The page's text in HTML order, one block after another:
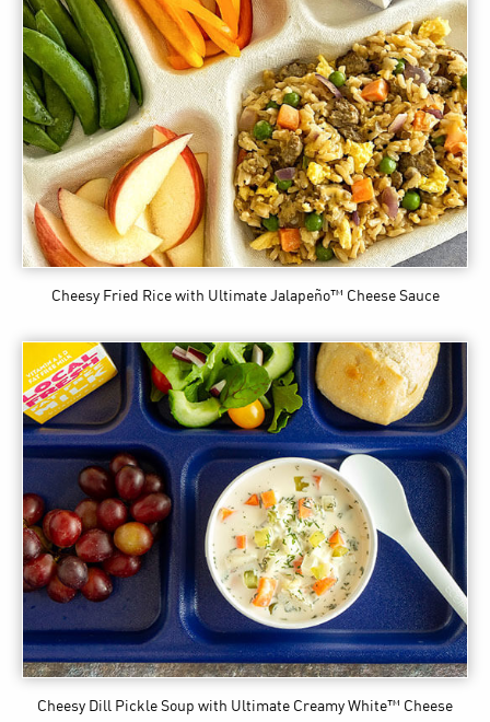
Cheesy Fried Rice with Ultimate Jalapeño™ Cheese Sauce
Cheesy Dill Pickle Soup with Ultimate Creamy White™ Cheese